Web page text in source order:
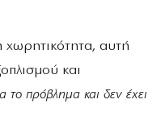
αυτή
και
το πρόβλημα και δεν έχει